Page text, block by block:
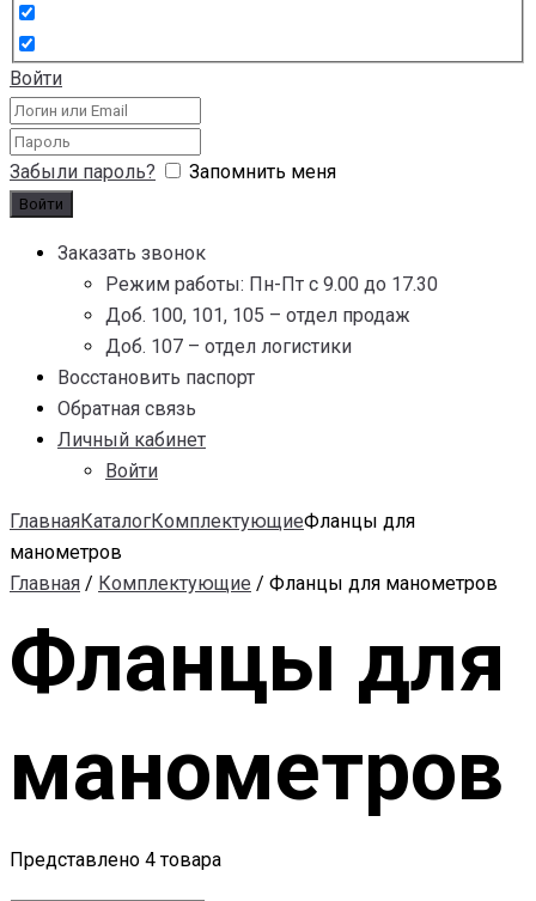
Войти
Забыли пароль? Запомнить меня
Заказать звонок
Режим работы: Пн-Пт с 9.00 до 17.30
Доб. 100, 101, 105 – отдел продаж
Доб. 107 – отдел логистики
Восстановить паспорт
Обратная связь
Личный кабинет
Войти
ГлавнаяКаталогКомплектующиеФланцы для
манометров
Главная / Комплектующие / Фланцы для манометров
Фланцы для
манометров
Представлено 4 товара